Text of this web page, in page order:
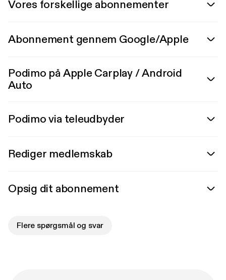
Vores forskellige abonnementer
Abonnement gennem Google/Apple
Podimo på Apple Carplay / Android
Auto
Podimo via teleudbyder
Rediger medlemskab
Opsig dit abonnement
Flere spørgsmål og svar